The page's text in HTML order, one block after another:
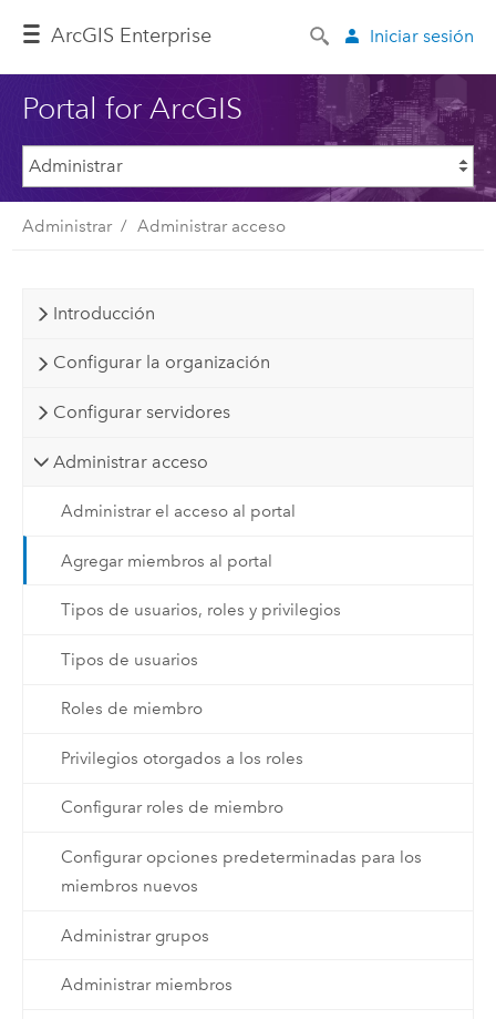
ArcGIS Enterprise Iniciar sesión
Portal for ArcGIS
Administrar Administrar acceso
Introducción
Configurar la organización
Configurar servidores
Administrar acceso
Administrar el acceso al portal
Agregar miembros al portal
Tipos de usuarios, roles y privilegios
Tipos de usuarios
Roles de miembro
Privilegios otorgados a los roles
Configurar roles de miembro
Configurar opciones predeterminadas para los
miembros nuevos
Administrar grupos
Administrar miembros